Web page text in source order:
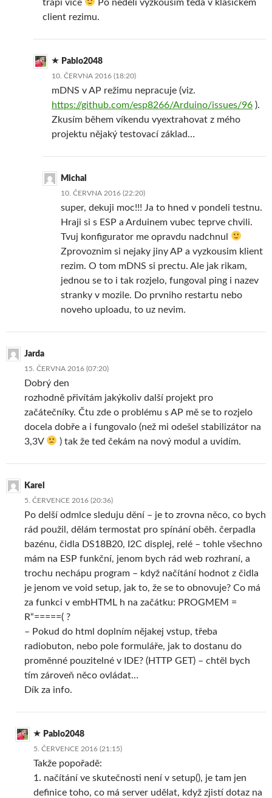
trapi vice
Po nedeli vyzkousim teda v klasickem
client rezimu.
Pablo2048
10. ČERVNA 2016 (18:20)
mDNS v AP režimu nepracuje (viz.
https://github.com/esp8266/Arduino/issues/96 ).
Zkusím během víkendu vyextrahovat z mého
projektu nějaký testovací základ…
Michal
10. ČERVNA 2016 (22:20)
super, dekuji moc!!! Ja to hned v pondeli testnu.
Hraji si s ESP a Arduinem vubec teprve chvili.
Tvuj konfigurator me opravdu nadchnul
Zprovoznim si nejaky jiny AP a vyzkousim klient
rezim. O tom mDNS si prectu. Ale jak rikam,
jednou se to i tak rozjelo, fungoval ping i nazev
stranky v mozile. Do prvniho restartu nebo
noveho uploadu, to uz nevim.
Jarda
15. ČERVNA 2016 (07:20)
Dobrý den
rozhodně přivítám jakýkoliv další projekt pro
začátečníky. Čtu zde o problému s AP mě se to rozjelo
docela dobře a i fungovalo (než mi odešel stabilizátor na
3,3V
) tak že ted čekám na nový modul a uvidím.
Karel
5. ČERVENCE 2016 (20:36)
Po delší odmlce sleduju dění – je to zrovna něco, co bych
rád použil, dělám termostat pro spínání oběh. čerpadla
bazénu, čidla DS18B20, I2C displej, relé – tohle všechno
mám na ESP funkční, jenom bych rád web rozhraní, a
trochu nechápu program – když načítání hodnot z čidla
je jenom ve void setup, jak to, že se to obnovuje? Co má
za funkci v embHTML h na začátku: PROGMEM =
R“=====( ?
– Pokud do html doplním nějakej vstup, třeba
radiobuton, nebo pole formuláře, jak to dostanu do
proměnné pouzitelné v IDE? (HTTP GET) – chtěl bych
tím zároveň něco ovládat…
Dík za info.
Pablo2048
5. ČERVENCE 2016 (21:15)
Takže popořadě:
1. načítání ve skutečnosti není v setup(), je tam jen
definice toho, co má server udělat, když zjistí dotaz na